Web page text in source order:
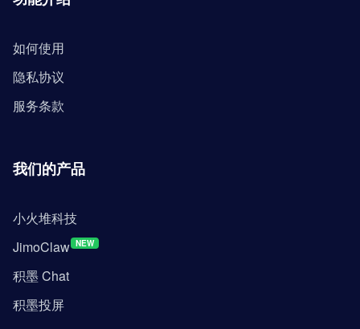
如何使用
隐私协议
服务条款
我们的产品
小火堆科技
JimoClaw NEW
积墨 Chat
积墨投屏